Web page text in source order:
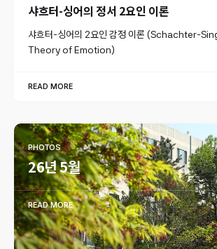
샤흐터-싱어의 정서 2요인 이론
샤흐터-싱어의 2요인 감정 이론 (Schachter-
Theory of Emotion)
READ MORE
PHOTOS
26년 5월
READ MORE